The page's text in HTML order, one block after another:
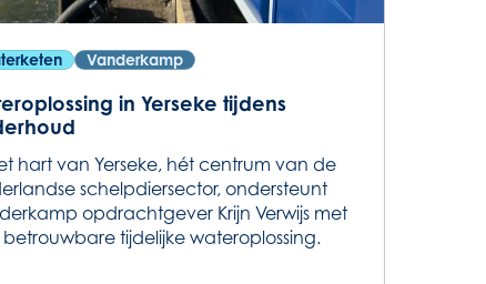
Vanderkamp
in Yerseke tijdens
hart van Yerseke, hét centrum van de
schelpdiersector, ondersteunt
opdrachtgever Krijn Verwijs met
tijdelijke wateroplossing.